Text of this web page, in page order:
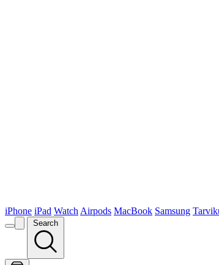
iPhone iPad Watch Airpods MacBook Samsung
Search